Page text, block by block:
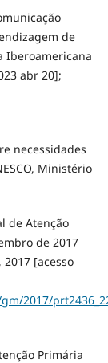
de
Iberoamericana
abr 20];
necessidades
Ministério
de Atenção
de 2017
[acesso
2017/
Primária